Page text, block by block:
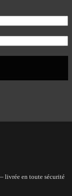
livrée en toute sécurité